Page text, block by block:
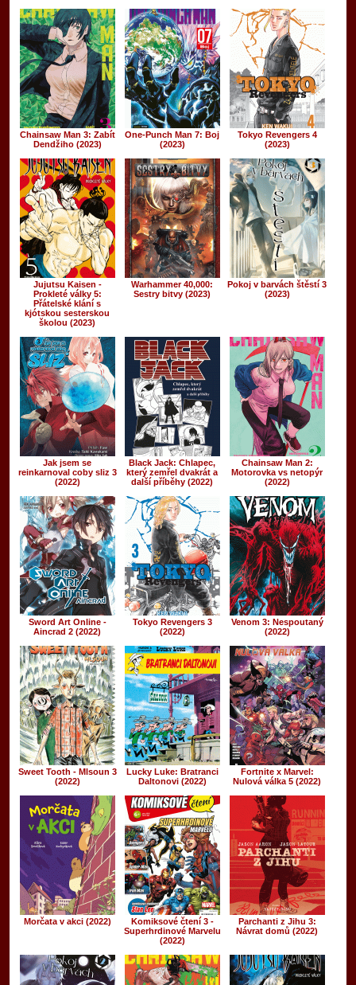
Chainsaw Man 3: Zabít
Dendžiho (2023)
One-Punch Man 7: Boj
(2023)
Tokyo Revengers 4
(2023)
Jujutsu Kaisen -
Prokleté války 5:
Přátelské klání s
kjótskou sesterskou
školou (2023)
Warhammer 40,000:
Sestry bitvy (2023)
Pokoj v barvách štěstí 3
(2023)
Jak jsem se
reinkarnoval coby sliz 3
(2022)
Black Jack: Chlapec,
který zemřel dvakrát a
další příběhy (2022)
Chainsaw Man 2:
Motorovka vs netopýr
(2022)
Sword Art Online -
Aincrad 2 (2022)
Tokyo Revengers 3
(2022)
Venom 3: Nespoutaný
(2022)
Sweet Tooth - Mlsoun 3
(2022)
Lucky Luke: Bratranci
Daltonovi (2022)
Fortnite x Marvel:
Nulová válka 5 (2022)
Morčata v akci (2022)
Komiksové čtení 3 -
Superhrdinové Marvelu
(2022)
Parchanti z Jihu 3:
Návrat domů (2022)